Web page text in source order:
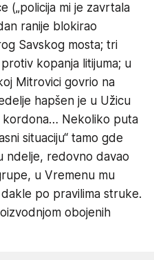
(„policija mi je zavrtala
ranije blokirao
Savskog mosta; tri
kopanja litijuma; u
Mitrovici govrio na
hapšen je u Užicu
kordona… Nekoliko puta
situaciju“ tamo gde
ndelje, redovno davao
u Vremenu mu
po pravilima struke.
obojenih